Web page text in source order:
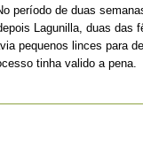
período de duas
Lagunilla, duas das
pequenos linces para
tinha valido a pena.